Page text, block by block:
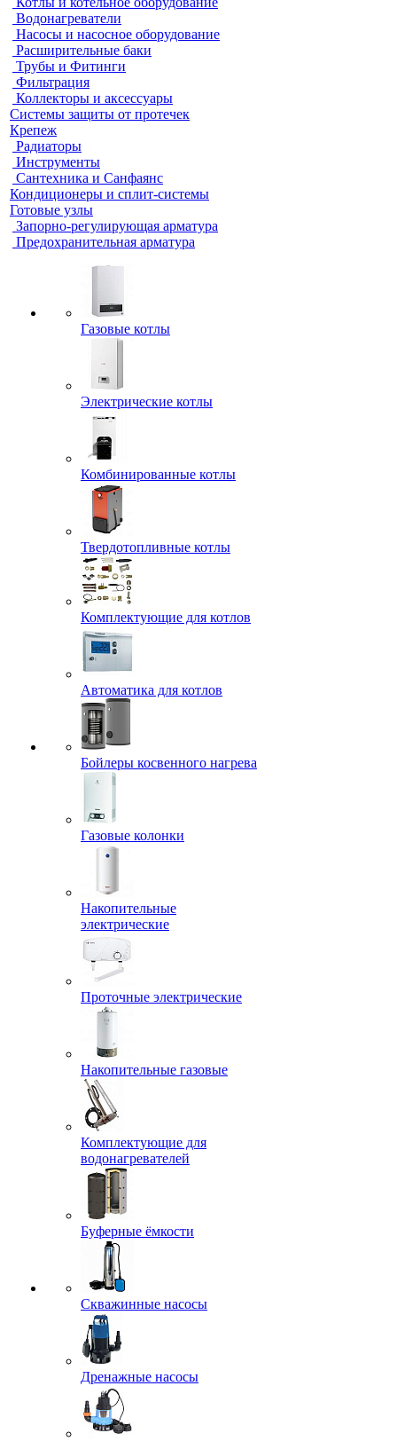
Водонагреватели
Насосы и насосное оборудование
Расширительные баки
Трубы и Фитинги
Фильтрация
Коллекторы и аксессуары
Системы защиты от протечек
Крепеж
Радиаторы
Инструменты
Сантехника и Санфаянс
Кондиционеры и сплит-системы
Готовые узлы
Запорно-регулирующая арматура
Предохранительная арматура
Газовые котлы
Электрические котлы
Комбинированные котлы
Твердотопливные котлы
Комплектующие для котлов
Автоматика для котлов
Бойлеры косвенного нагрева
Газовые колонки
Накопительные
электрические
Проточные электрические
Накопительные газовые
Комплектующие для
водонагревателей
Буферные ёмкости
Скважинные насосы
Дренажные насосы